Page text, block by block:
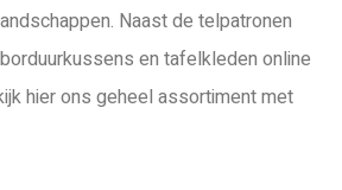
Naast de telpatronen
en tafelkleden online
hier ons geheel assortiment met